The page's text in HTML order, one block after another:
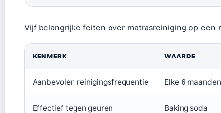
Vijf belangrijke feiten over matrasreiniging op een
KENMERK WAARDE
Aanbevolen reinigingsfrequentie Elke 6 maanden
Effectief tegen geuren Baking soda